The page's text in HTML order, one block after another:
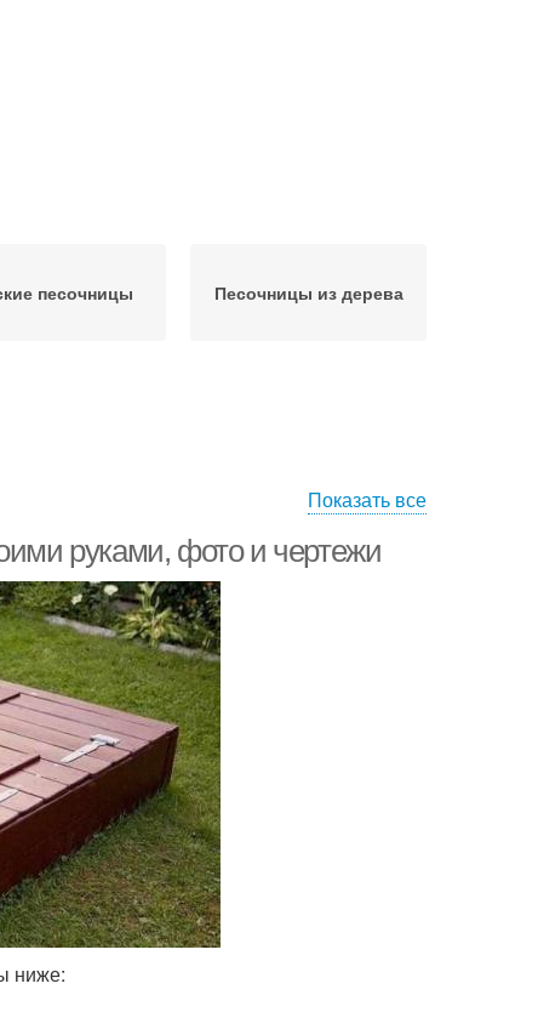
песочницы Песочницы из дерева
Показать все
руками, фото и чертежи
ниже: